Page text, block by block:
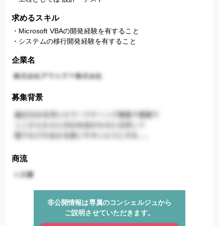
求めるスキル
・Microsoft VBAの開発経験を有すること
・システムの移行開発経験を有すること
企業名
募集背景
商流
非公開情報は専属のコンシェルジュから
ご説明させていただきます。